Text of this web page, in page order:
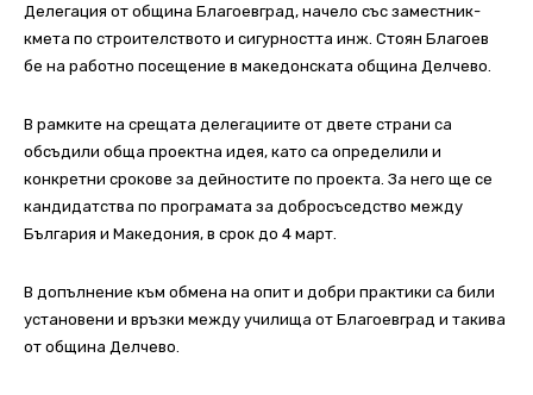
Делегация от община Благоевград, начело със заместник-
кмета по строителството и сигурността инж. Стоян Благоев
бе на работно посещение в македонската община Делчево.
В рамките на срещата делегациите от двете страни са
обсъдили обща проектна идея, като са определили и
конкретни срокове за дейностите по проекта. За него ще се
кандидатства по програмата за добросъседство между
България и Македония, в срок до 4 март.
В допълнение към обмена на опит и добри практики са били
установени и връзки между училища от Благоевград и такива
от община Делчево.